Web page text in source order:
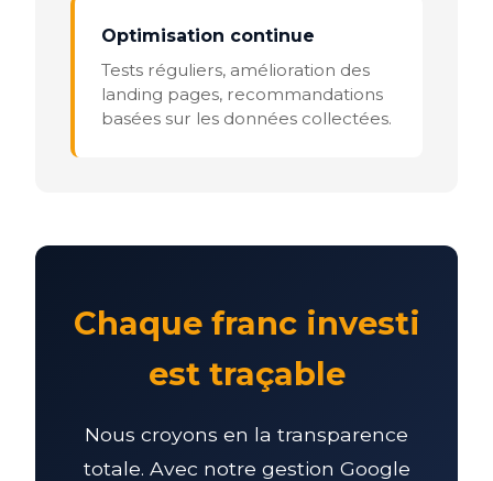
Optimisation continue
Tests réguliers, amélioration des
landing pages, recommandations
basées sur les données collectées.
Chaque franc investi
est traçable
Nous croyons en la transparence
totale. Avec notre gestion Google